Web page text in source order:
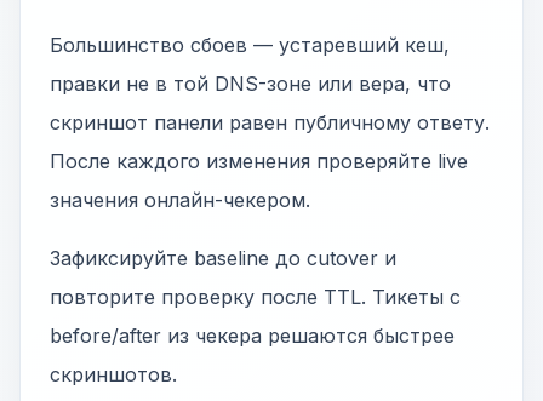
Большинство сбоев — устаревший кеш,
правки не в той DNS-зоне или вера, что
скриншот панели равен публичному ответу.
После каждого изменения проверяйте live
значения онлайн-чекером.
Зафиксируйте baseline до cutover и
повторите проверку после TTL. Тикеты с
before/after из чекера решаются быстрее
скриншотов.